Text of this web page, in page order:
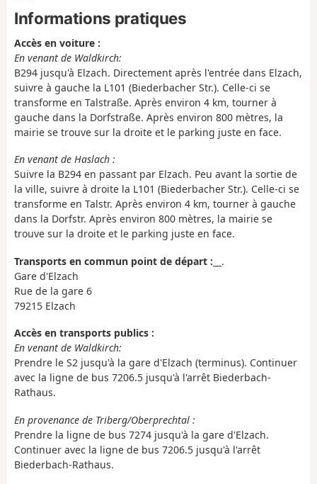
Informations pratiques
Accès en voiture :
En venant de Waldkirch:
B294 jusqu'à Elzach. Directement après l'entrée dans Elzach,
suivre à gauche la L101 (Biederbacher Str.). Celle-ci se
transforme en Talstraße. Après environ 4 km, tourner à
gauche dans la Dorfstraße. Après environ 800 mètres, la
mairie se trouve sur la droite et le parking juste en face.
En venant de Haslach :
Suivre la B294 en passant par Elzach. Peu avant la sortie de
la ville, suivre à droite la L101 (Biederbacher Str.). Celle-ci se
transforme en Talstr. Après environ 4 km, tourner à gauche
dans la Dorfstr. Après environ 800 mètres, la mairie se
trouve sur la droite et le parking juste en face.
Transports en commun point de départ : __.
Gare d'Elzach
Rue de la gare 6
79215 Elzach
Accès en transports publics :
En venant de Waldkirch:
Prendre le S2 jusqu'à la gare d'Elzach (terminus). Continuer
avec la ligne de bus 7206.5 jusqu'à l'arrêt Biederbach-
Rathaus.
En provenance de Triberg/Oberprechtal :
Prendre la ligne de bus 7274 jusqu'à la gare d'Elzach.
Continuer avec la ligne de bus 7206.5 jusqu'à l'arrêt
Biederbach-Rathaus.